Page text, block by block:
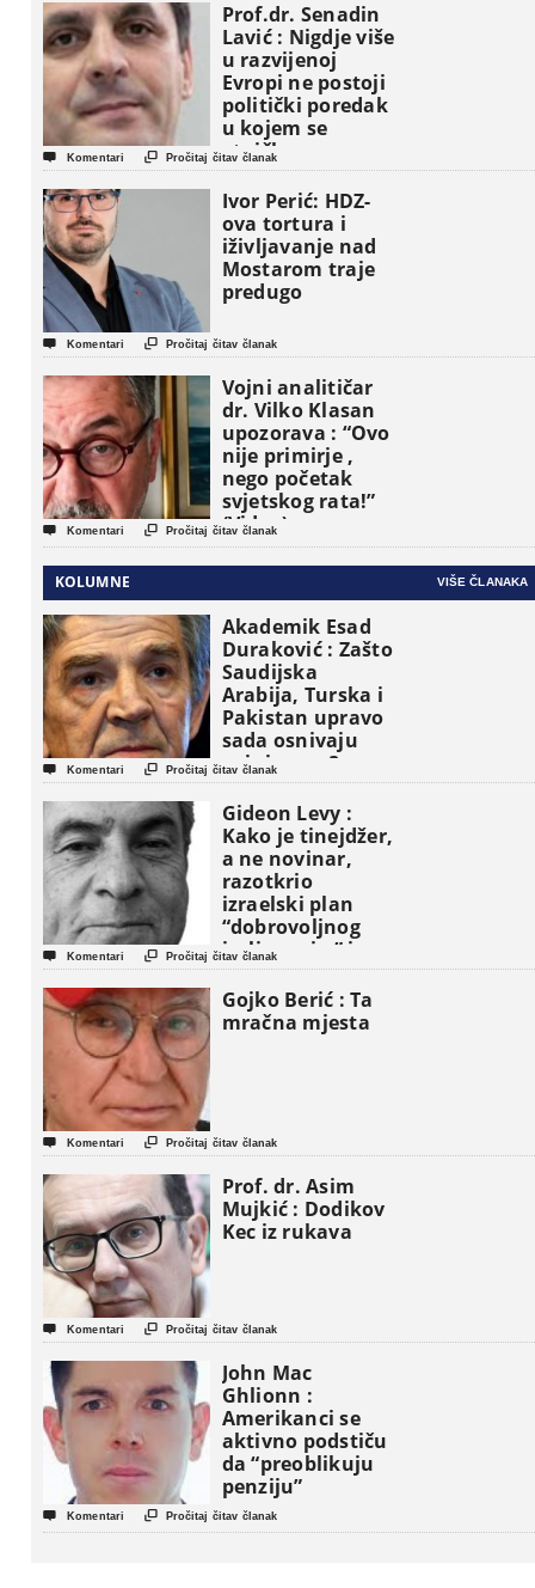
Prof.dr. Senadin
Lavić : Nigdje više
u razvijenoj
Evropi ne postoji
politički poredak
u kojem se
etničke grupe
pojavljuju kao
osnovne
političke jedinice
 Komentari  Pročitaj čitav članak
Ivor Perić: HDZ-
ova tortura i
iživljavanje nad
Mostarom traje
predugo
 Komentari  Pročitaj čitav članak
Vojni analitičar
dr. Vilko Klasan
upozorava : “Ovo
nije primirje ,
nego početak
svjetskog rata!”
(Video)
 Komentari  Pročitaj čitav članak
KOLUMNE VIŠE ČLANAKA
Akademik Esad
Duraković : Zašto
Saudijska
Arabija, Turska i
Pakistan upravo
sada osnivaju
vojni savez?
 Komentari  Pročitaj čitav članak
Gideon Levy :
Kako je tinejdžer,
a ne novinar,
razotkrio
izraelski plan
“dobrovoljnog
iseljavanja ” iz
Gaze
 Komentari  Pročitaj čitav članak
Gojko Berić : Ta
mračna mjesta
 Komentari  Pročitaj čitav članak
Prof. dr. Asim
Mujkić : Dodikov
Kec iz rukava
 Komentari  Pročitaj čitav članak
John Mac
Ghlionn :
Amerikanci se
aktivno podstiču
da “preoblikuju
penziju”
 Komentari  Pročitaj čitav članak